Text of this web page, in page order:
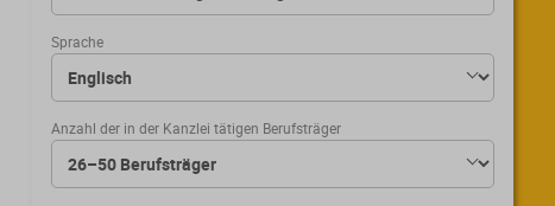
Sprache
Anzahl der in der Kanzlei tätigen Berufsträger